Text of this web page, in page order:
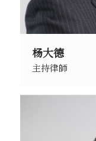
杨大德
主持律師